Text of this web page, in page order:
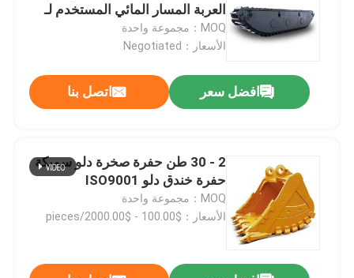
العربة المسار المائي المستخدم لـ
Cat 320D PC200
MOQ：مجموعة واحدة
الأسعار：Negotiated
افضل سعر اتصل بنا
2 - 30 طن حفرة صخرة دلو سميكة
حفرة خندق دلو ISO9001
MOQ：مجموعة واحدة
الأسعار：$100.00 - $2000.00/pieces